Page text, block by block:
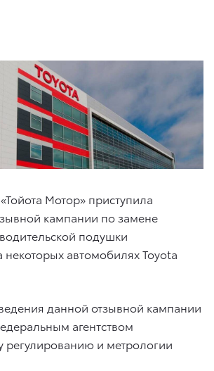
Мотор» приступила
кампании по замене
подушки
некоторых автомобилях Toyota
данной отзывной кампании
агентством
регулированию и метрологии